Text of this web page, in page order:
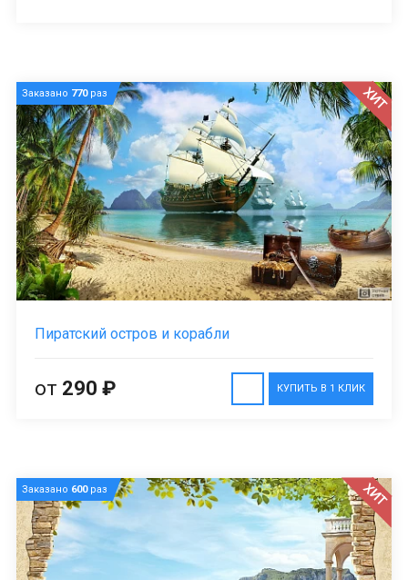
Заказано 770раз ХИТ
Пиратский остров и корабли
КУПИТЬ В 1 КЛИК
от 290 ₽
Заказано 600раз ХИТ